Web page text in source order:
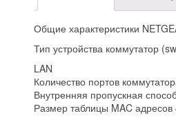
Общие характеристики
Тип устройства коммутатор
LAN
Количество портов
Внутренняя пропускная
Размер таблицы MAC адресов